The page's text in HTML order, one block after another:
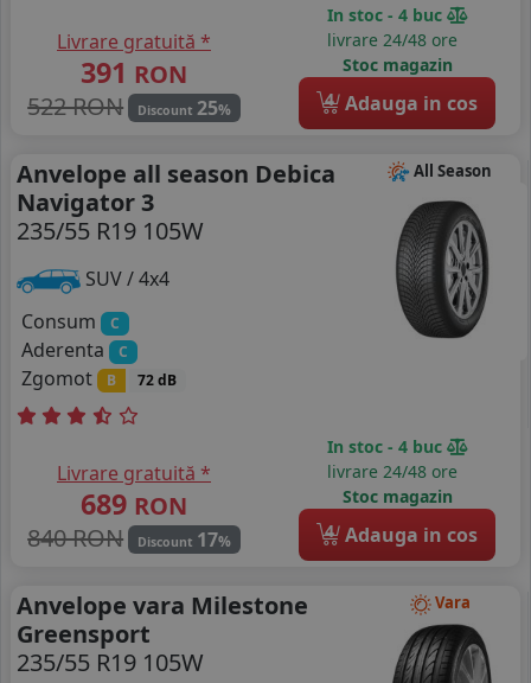
Livrare gratuită *
391 RON
522 RON
Discount 25%
In stoc - 4 buc
livrare 24/48 ore
Stoc magazin
4 Adauga in cos
All Season
Anvelope all season Debica
Navigator 3
235/55 R19 105W
SUV / 4x4
Consum
C
Aderenta C
Zgomot B 72 dB
Livrare gratuită *
689 RON
840 RON
Discount 17%
In stoc - 4 buc
livrare 24/48 ore
Stoc magazin
4 Adauga in cos
Vara
Anvelope vara Milestone
Greensport
235/55 R19 105W